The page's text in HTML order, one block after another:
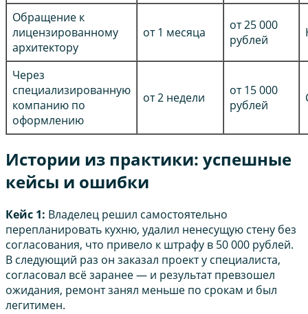
Обращение к
лицензированному
архитектору
от 1 месяца
от 25 000
рублей
Через
специализированную
компанию по
оформлению
от 2 недели
от 15 000
рублей
Истории из практики: успешные
кейсы и ошибки
Кейс 1: Владелец решил самостоятельно
перепланировать кухню, удалил ненесущую стену без
согласования, что привело к штрафу в 50 000 рублей.
В следующий раз он заказал проект у специалиста,
согласовал всё заранее — и результат превзошел
ожидания, ремонт занял меньше по срокам и был
легитимен.